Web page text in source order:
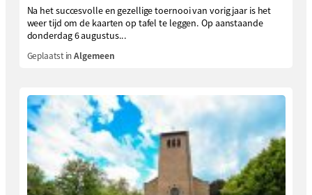
Na het succesvolle en gezellige toernooi van vorig jaar is het
weer tijd om de kaarten op tafel te leggen. Op aanstaande
donderdag 6 augustus...
Geplaatst inAlgemeen